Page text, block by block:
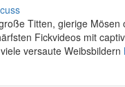
Titten, gierige
Fickvideos mit
versaute Weibsbildern